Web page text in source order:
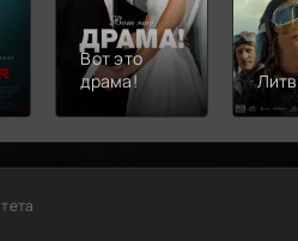
Вот это
драма!